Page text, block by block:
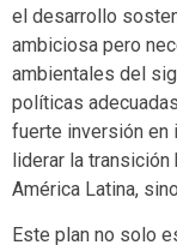
el desarrollo
ambiciosa pero
ambientales del
políticas
fuerte inversión en
liderar la transición
América Latina,
Este plan no solo